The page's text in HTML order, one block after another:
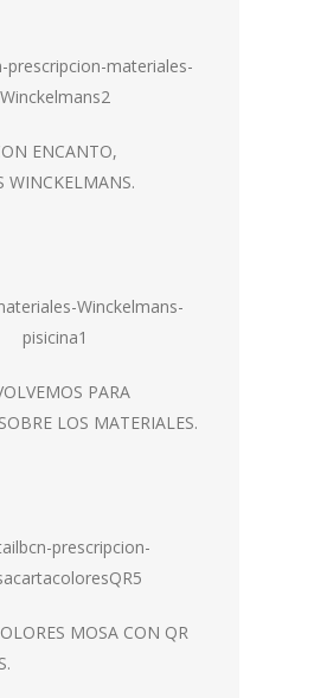
ENCANTO,
WINCKELMANS.
PARA
LOS MATERIALES.
MOSA CON QR